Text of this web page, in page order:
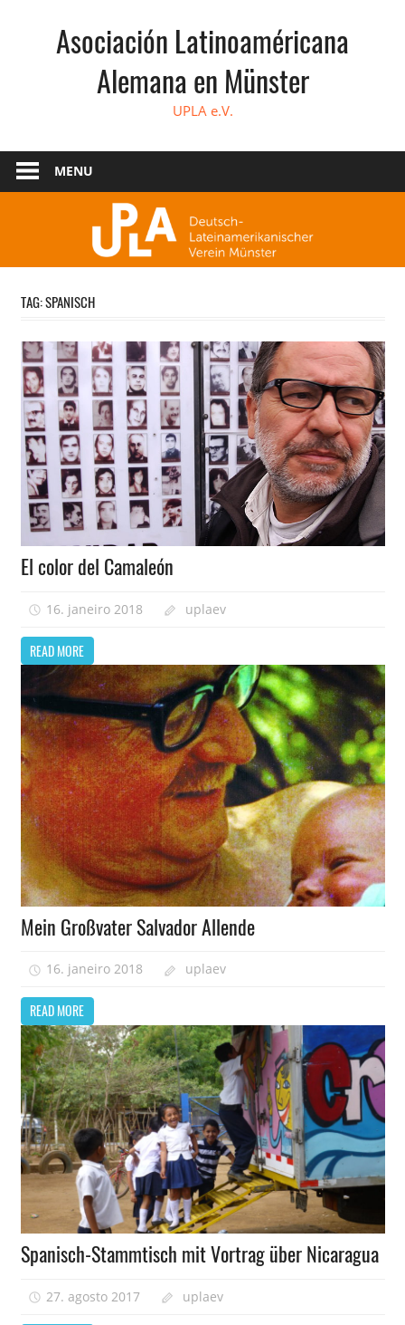
Asociación Latinoaméricana
Alemana en Münster
UPLA e.V.
MENU
TAG:SPANISCH
El color del Camaleón
16. janeiro 2018 uplaev
READ MORE
Mein Großvater Salvador Allende
16. janeiro 2018 uplaev
READ MORE
Spanisch-Stammtisch mit Vortrag über Nicaragua
27. agosto 2017 uplaev